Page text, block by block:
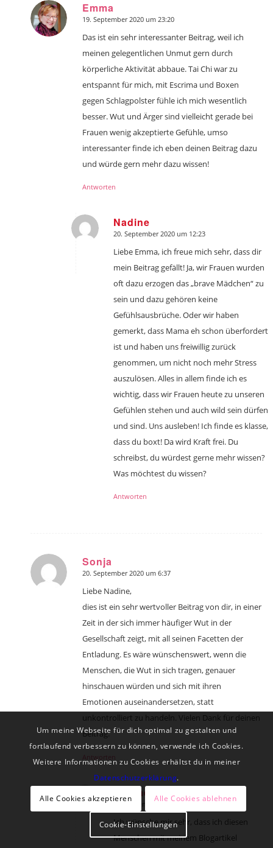
Emma
sagte:
19. September 2020 um 23:20
Das ist ein sehr interessanter Beitrag, weil ich
meinen gelegentlichen Unmut gern durch
körperliche Aktivität abbaue. Tai Chi war zu
entspannt für mich, mit Escrima und Boxen
gegen Schlagpolster fühle ich mich wesentlich
besser. Wut und Ärger sind vielleicht gerade bei
Frauen wenig akzeptierte Gefühle, umso
interessanter finde ich eben deinen Beitrag dazu
und würde gern mehr dazu wissen!
Antworten
Nadine
sagte:
20. September 2020 um 12:23
Liebe Emma, ich freue mich sehr, dass dir
mein Beitrag gefällt! Ja, wir Frauen wurden
oft dazu erzogen das „brave Mädchen“ zu
sein und dazu gehören keine
Gefühlsausbrüche. Oder wir haben
gemerkt, dass Mama eh schon überfordert
ist und haben uns freiwillig zurück
genommen, um nicht noch mehr Stress
auszulösen. Alles in allem finde ich es
wichtig, dass wir Frauen heute zu unseren
Gefühlen stehen und auch wild sein dürfen
und sind. Uns ausleben! Ich finde es klasse,
dass du boxt! Da wird Kraft frei. Du
schreibst, du würdest gerne mehr wissen?
Was möchtest du wissen?
Antworten
Sonja
sagte:
20. September 2020 um 6:37
Liebe Nadine,
dies ist ein sehr wertvoller Beitrag von dir, in einer
Zeit in der sich immer häufiger Wut in der
Gesellschaft zeigt, mit all seinen Facetten der
Entladung. Es wäre wünschenswert, wenn die
Menschen, die Wut in sich tragen, genauer
hinschauen würden und sich mit ihren
Emotionen auseinandersetzen, statt
unkontrolliert zu handeln. Vielen Dank für deinen
Beitrag.
Antworten
Nadine
sagte:
20. September 2020 um 12:17
Ich wünsche mir sehr, dass ich diesen
Menschen mit meinem Blogartikel
Um meine Webseite für dich optimal zu gestalten und
fortlaufend verbessern zu können, verwende ich Cookies.
Weitere Informationen zu Cookies erhältst du in meiner
Datenschutzerklärung.
Alle Cookies akzeptieren Alle Cookies ablehnen
Cookie-Einstellungen